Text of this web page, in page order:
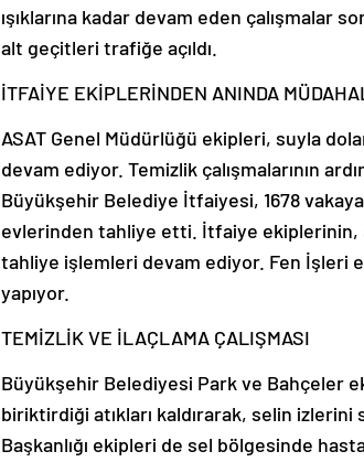
ışıklarına kadar devam eden çalışmalar
alt geçitleri trafiğe açıldı.
İTFAİYE EKİPLERİNDEN ANINDA
ASAT Genel Müdürlüğü ekipleri, suyla
devam ediyor. Temizlik çalışmalarının
Büyükşehir Belediye İtfaiyesi, 1678
evlerinden tahliye etti. İtfaiye ekiplerinin,
tahliye işlemleri devam ediyor. Fen İşleri
yapıyor.
TEMİZLİK VE İLAÇLAMA ÇALIŞMASI
Büyükşehir Belediyesi Park ve Bahçeler
biriktirdiği atıkları kaldırarak, selin izlerini
Başkanlığı ekipleri de sel bölgesinde